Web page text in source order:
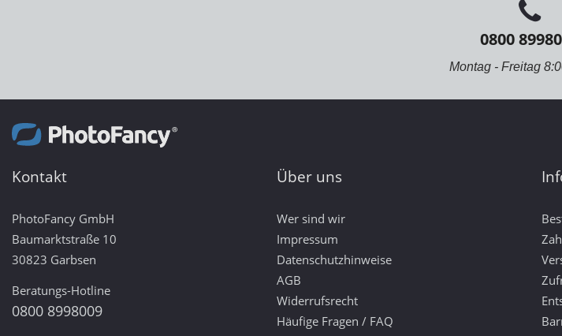
0800
Montag - Freitag
Kontakt
PhotoFancy GmbH
Baumarktstraße 10
30823 Garbsen
Beratungs-Hotline
0800 8998009
Über uns
Wer sind wir
Impressum
Datenschutzhinweise
AGB
Widerrufsrecht
Häufige Fragen / FAQ